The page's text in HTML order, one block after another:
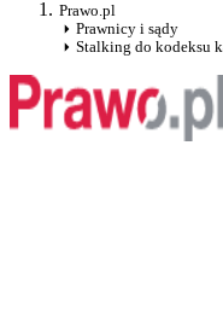
Prawo.pl
Prawnicy i sądy
Stalking do kodeksu